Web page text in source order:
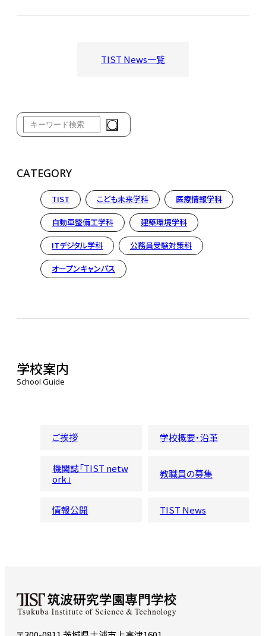
TIST News一覧
CATEGORY
TIST こども未来学科 医療情報学科
自動車整備工学科 建築環境学科
ITデジタル学科 公務員受験対策科
オープンキャンパス
学校案内
School Guide
ご挨拶 学校概要・沿革
機関誌「TIST netw
ork」
教職員の募集
情報公開 TIST News